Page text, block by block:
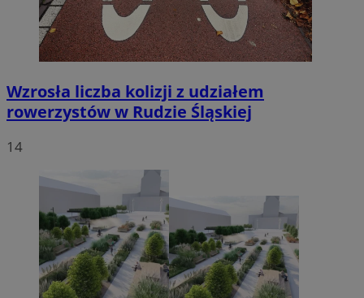
Wzrosła liczba kolizji z udziałem
rowerzystów w Rudzie Śląskiej
14